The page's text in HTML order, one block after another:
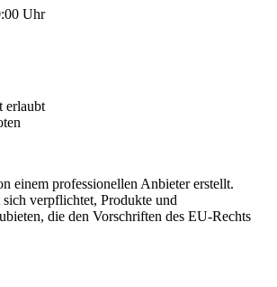
Uhr
erlaubt
einem professionellen Anbieter erstellt.
sich verpflichtet, Produkte und
die den Vorschriften des EU-Rechts